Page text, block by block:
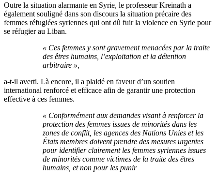
Outre la situation alarmante en Syrie, le professeur Kreinath a
également souligné dans son discours la situation précaire des
femmes réfugiées syriennes qui ont dû fuir la violence en Syrie pour
se réfugier au Liban.
« Ces femmes y sont gravement menacées par la traite
des êtres humains, l’exploitation et la détention
arbitraire »,
a-t-il averti. Là encore, il a plaidé en faveur d’un soutien
international renforcé et efficace afin de garantir une protection
effective à ces femmes.
« Conformément aux demandes visant à renforcer la
protection des femmes issues de minorités dans les
zones de conflit, les agences des Nations Unies et les
États membres doivent prendre des mesures urgentes
pour identifier clairement les femmes syriennes issues
de minorités comme victimes de la traite des êtres
humains, et non pour les punir